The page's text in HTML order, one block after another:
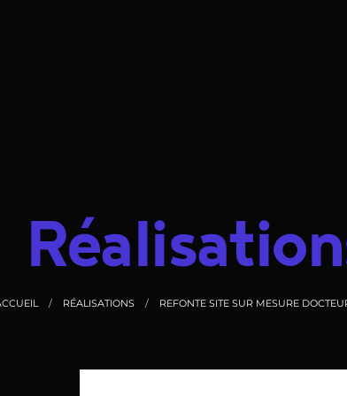
RÉALISATIONS REFONTE SITE SUR MESURE